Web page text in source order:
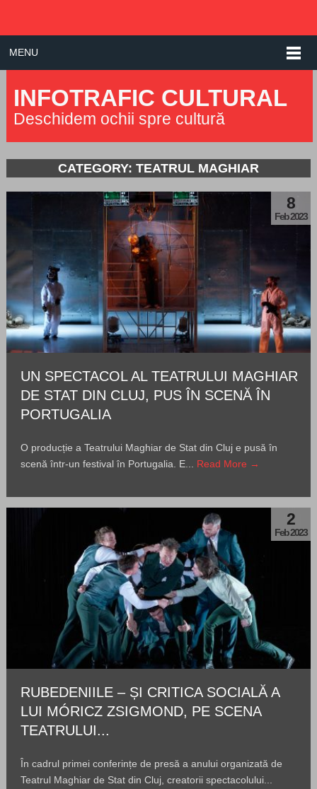
MENU
INFOTRAFIC CULTURAL
Deschidem ochii spre cultură
CATEGORY: TEATRUL MAGHIAR
8
Feb 2023
UN SPECTACOL AL TEATRULUI MAGHIAR
DE STAT DIN CLUJ, PUS ÎN SCENĂ ÎN
PORTUGALIA
O producție a Teatrului Maghiar de Stat din Cluj e pusă în
scenă într-un festival în Portugalia. E... Read More →
2
Feb 2023
RUBEDENIILE – ȘI CRITICA SOCIALĂ A
LUI MÓRICZ ZSIGMOND, PE SCENA
TEATRULUI...
În cadrul primei conferințe de presă a anului organizată de
Teatrul Maghiar de Stat din Cluj, creatorii spectacolului...